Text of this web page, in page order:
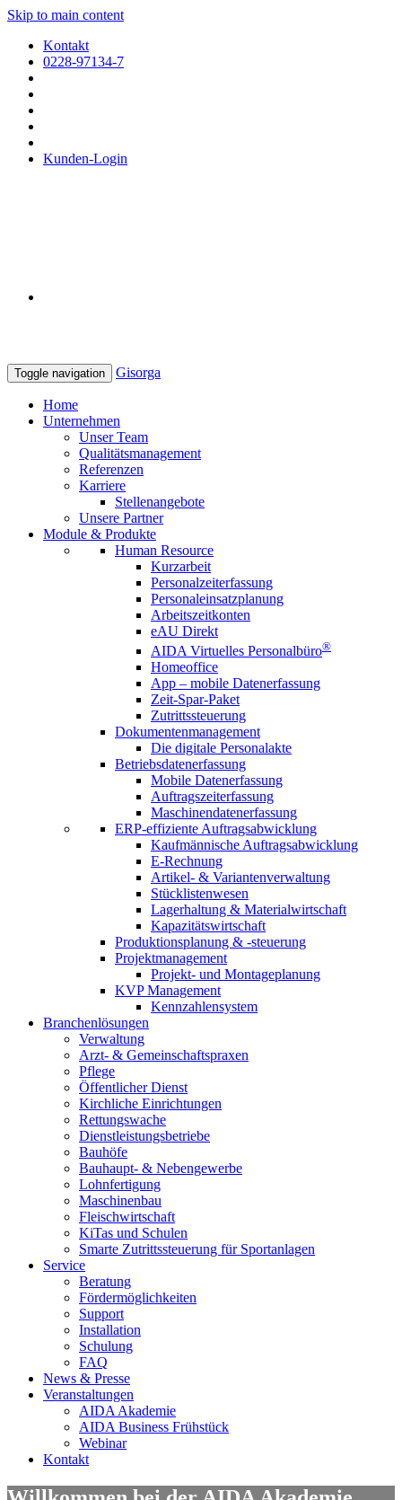
Skip to main content
Kontakt
0228-97134-7
Kunden-Login
Toggle navigation Gisorga
Home
Unternehmen
Unser Team
Qualitätsmanagement
Referenzen
Karriere
Stellenangebote
Unsere Partner
Module & Produkte
Human Resource
Kurzarbeit
Personalzeiterfassung
Personaleinsatzplanung
Arbeitszeitkonten
eAU Direkt
AIDA Virtuelles Personalbüro®
Homeoffice
App – mobile Datenerfassung
Zeit-Spar-Paket
Zutrittssteuerung
Dokumentenmanagement
Die digitale Personalakte
Betriebsdatenerfassung
Mobile Datenerfassung
Auftragszeiterfassung
Maschinendatenerfassung
ERP-effiziente Auftragsabwicklung
Kaufmännische Auftragsabwicklung
E-Rechnung
Artikel- & Variantenverwaltung
Stücklistenwesen
Lagerhaltung & Materialwirtschaft
Kapazitätswirtschaft
Produktionsplanung & -steuerung
Projektmanagement
Projekt- und Montageplanung
KVP Management
Kennzahlensystem
Branchenlösungen
Verwaltung
Arzt- & Gemeinschaftspraxen
Pflege
Öffentlicher Dienst
Kirchliche Einrichtungen
Rettungswache
Dienstleistungsbetriebe
Bauhöfe
Bauhaupt- & Nebengewerbe
Lohnfertigung
Maschinenbau
Fleischwirtschaft
KiTas und Schulen
Smarte Zutrittssteuerung für Sportanlagen
Service
Beratung
Fördermöglichkeiten
Support
Installation
Schulung
FAQ
News & Presse
Veranstaltungen
AIDA Akademie
AIDA Business Frühstück
Webinar
Kontakt